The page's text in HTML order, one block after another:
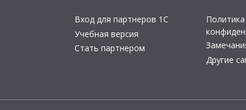
Вход для партнеров 1С
Учебная версия
Стать партнером
Политика
Другие